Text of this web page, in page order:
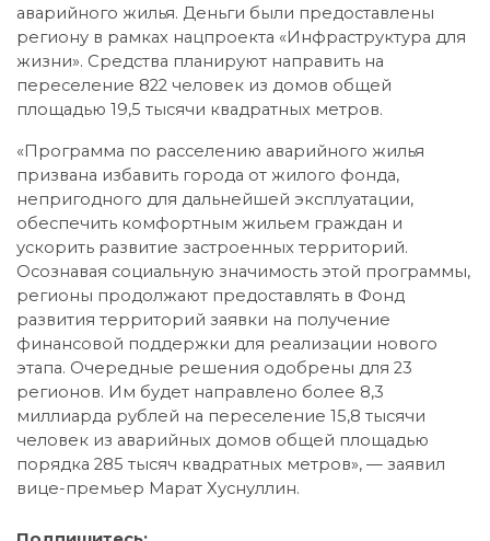
аварийного жилья. Деньги были предоставлены
региону в рамках нацпроекта «Инфраструктура для
жизни». Средства планируют направить на
переселение 822 человек из домов общей
площадью 19,5 тысячи квадратных метров.
«Программа по расселению аварийного жилья
призвана избавить города от жилого фонда,
непригодного для дальнейшей эксплуатации,
обеспечить комфортным жильем граждан и
ускорить развитие застроенных территорий.
Осознавая социальную значимость этой программы,
регионы продолжают предоставлять в Фонд
развития территорий заявки на получение
финансовой поддержки для реализации нового
этапа. Очередные решения одобрены для 23
регионов. Им будет направлено более 8,3
миллиарда рублей на переселение 15,8 тысячи
человек из аварийных домов общей площадью
порядка 285 тысяч квадратных метров», — заявил
вице-премьер Марат Хуснуллин.